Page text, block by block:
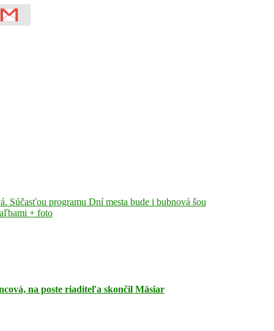
Súčasťou programu Dní mesta bude i bubnová šou
+ foto
na poste riaditeľa skončil Mäsiar